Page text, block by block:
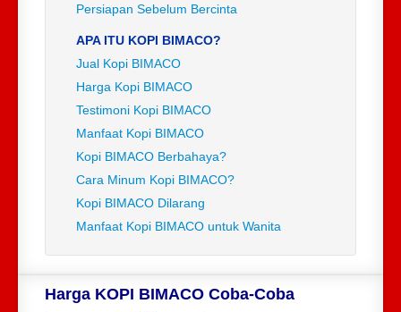
Persiapan Sebelum Bercinta
APA ITU KOPI BIMACO?
Jual Kopi BIMACO
Harga Kopi BIMACO
Testimoni Kopi BIMACO
Manfaat Kopi BIMACO
Kopi BIMACO Berbahaya?
Cara Minum Kopi BIMACO?
Kopi BIMACO Dilarang
Manfaat Kopi BIMACO untuk Wanita
Harga KOPI BIMACO Coba-Coba